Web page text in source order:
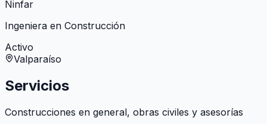
Ninfar
Ingeniera en Construcción
Activo
Valparaíso
Servicios
Construcciones en general, obras civiles y asesorías